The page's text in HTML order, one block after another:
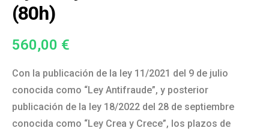
(80h)
560,00 €
Con la publicación de la ley 11/2021 del 9 de julio
conocida como “Ley Antifraude”, y posterior
publicación de la ley 18/2022 del 28 de septiembre
conocida como “Ley Crea y Crece”, los plazos de